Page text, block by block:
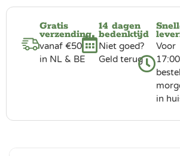
Gratis
verzending
vanaf €50
in NL & BE
14 dagen
bedenktijd
Niet goed?
Geld terug
Voor
17:00
in